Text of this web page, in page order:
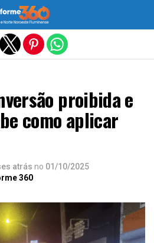
proibida e
como aplicar
atrás no 01/10/2025
360
versão mobile